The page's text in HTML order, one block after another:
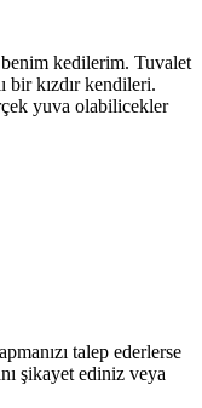
benim kedilerim. Tuvalet
bir kızdır kendileri.
yuva olabilicekler
talep ederlerse
şikayet ediniz veya